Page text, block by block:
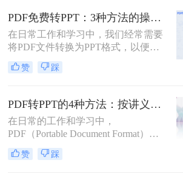
转ppt”这个问题，说到底要看你的
PDF是纯文字扫描件、带复杂表格的
课件，还是带大量图片的教案——不
同情况方法完全不同。下面我按实际
使用场景，把试过好用的几个方法整
理出来，不吹不黑，优缺点都说明
PDF免费转PPT：3种方法的操作步骤和常见报错处理!
在日常工作和学习中，我们经常需要
将PDF文件转换为PPT格式，以便进
行演示和分享。那么如何免费将pdf转
换成PPT呢？本文将介绍三种免费将
赞 踩
PDF转PPT的4种方法：按讲义、合同、报告3种文件类型选！
在日常的工作和学习中，
PDF（Portable Document Format）因
其格式稳定、跨平台兼容等优点而广
泛应用。然而，在某些场合下，我们
赞 踩